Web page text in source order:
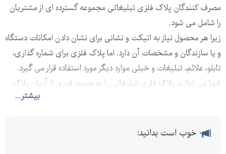
بیشتر...
مصرف کنندگان پلاک فلزی تبلیغاتی مجموعه گسترده ای از مشتریان
را شامل می شود.
زیرا هر محصول نیاز به اتیکت و نشانی برای نشان دادن امکانات دستگاه
و یا سازندگان و مشخصات آن دارد. اما پلاک فلزی برای شماره گذاری،
تابلو، علائم، تبلیغات و خیلی موارد دیگر مورد استفاده قرار می گیرد.
شما می توانید پلاک فلزی تبلیغاتی را به صورت فوری از آرمان پلاک
خوب است بدانید: